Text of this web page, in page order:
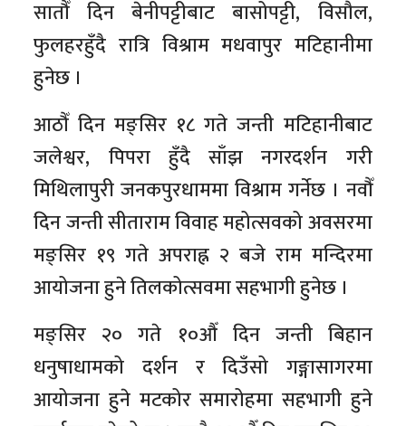
सातौँ दिन बेनीपट्टीबाट बासोपट्टी, विसौल,
फुलहरहुँदै रात्रि विश्राम मधवापुर मटिहानीमा
हुनेछ ।
आठौँ दिन मङ्सिर १८ गते जन्ती मटिहानीबाट
जलेश्वर, पिपरा हुँदै साँझ नगरदर्शन गरी
मिथिलापुरी जनकपुरधाममा विश्राम गर्नेछ । नवौँ
दिन जन्ती सीताराम विवाह महोत्सवको अवसरमा
मङ्सिर १९ गते अपराह्न २ बजे राम मन्दिरमा
आयोजना हुने तिलकोत्सवमा सहभागी हुनेछ ।
मङ्सिर २० गते १०औँ दिन जन्ती बिहान
धनुषाधामको दर्शन र दिउँसो गङ्गासागरमा
आयोजना हुने मटकोर समारोहमा सहभागी हुने